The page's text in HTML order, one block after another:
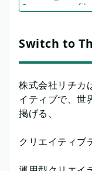
Company profile
Switch to
株式会社リチ
イティブで、世
掲げる、
クリエイティブ